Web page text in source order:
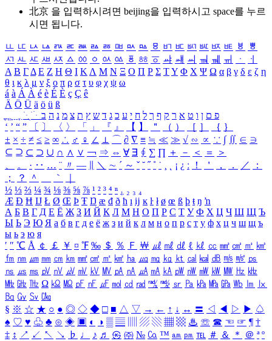
北京 을 입력하시려면 beijing을 입력하시고 space를 누르
시면 됩니다.
ㅥ ㅦ ㅧ ㅨ ㅩ ㅪ ㅫ ㅬ ㅭ ㅮ ㅯ ㅰ ㅱ ㅲ ㅳ ㅴ ㅵ ㅶ ㅷ ㅸ
ㅹ
ㅺ ㅻ ㅼ ㅽ ㅾ ㅿ ㆀ ㆁ ㆂ ㆃ ㆄ ㆅ ㆆ ㆇ ㆈ ㆉ ㆊ ㆋ ㆌ ㆍ
ㆎ
Α Β ΓΔ Ε Ζ Η Θ Ι ΚΛ Μ Ν Ξ Ο Π Ρ Σ ΤΥ Φ Χ Ψ Ω α β γ δ ε ζ η
θ ι κ λ μ ν ξ ο π ρ σ τ υ φ χ ψ ω
á à Á À é è É È ç Ç ê
Ä Ö Ü ä ö ü ß
ִֶֹ ֻּ ׁׂ פ ם ן ו ט א ר ק ף ך ל ח י ע כ ג ד ש ץ ת צ מ נ ה ב
‘ ’ “ ” 〔 〕 〈 〉 「 」 『 』 【 】 ＂ （ ） ［ ］ ｛ ｝
± × ÷ ≠ ≤ ≥ ∞ ∴ ♂ ♀ ∠ ⊥ ⌒ ∂ ∇ ≡ ≒ ≪ ≫ √ ∽ ∝ ∵ ∫ ∬ ∈ ∋
⊆ ⊇ ⊂ ⊃ ∪ ∩ ∧ ∨ ￢ ⇒ ⇔ ∀ ∃ ∮ ∑ ∏ ＋ － ＜ ＝
＞
、
。 · ‥ … ¨ 〃 ― ＼ ∼ ´ ～ ˇ ˘ ˝ ˚ ˙ ¸ ¡ ¿ ː ！ ＇ ， ． ／
：
；
？ ＾ ｀
½ ⅓ ⅔ ¼ ¾ ⅛ ⅜ ⅝ ⅞ ¹ ² ³ ⁴ ⁿ ₁ ₂ ₃ ₄
Æ Ð Ħ Ĳ Ł Ø Œ Þ Ŧ Ŋ æ đ ð ħ ı ĳ ĸ ŀ ł ø œ ß þ ŧ ŋ ŉ
А Б В Г Д Е Ё Ж З И Й К Л М Н О П Р С Т У Ф Х Ц Ч Ш Щ Ъ
Ы Ь Э Ю Я а б в г д е ё ж з и й к л м н о п р с т у ф х ц ч ш щ ъ
ы ь э ю я
′ ″ ℃ Å ￠ ￡ ￥ ¤ ℉ ‰ ＄ ％ Ｆ ￦ ㎕ ㎖ ㎗ ℓ ㎘ ㏄ ㎣ ㎤ ㎥ ㎦
㎙ ㎚ ㎛ ㎜ ㎝ ㎞ ㎟ ㎠ ㎡ ㎢ ㏊ ㎍ ㎎ ㎏ ㏏ ㎈ ㎉ ㏈ ㎧ ㎨ ㎰
㎱ ㎲ ㎳ ㎴ ㎵ ㎶ ㎷ ㎸ ㎹ ㎀ ㎁ ㎂ ㎃ ㎄ ㎺ ㎻ ㎽ ㎾ ㎿ ㎐ ㎑
㎒ ㎓ ㎔ Ω ㏀ ㏁ ㎊ ㎋ ㎌ ㏖ ㏅ ㎭ ㎮ ㎯ ㏛ ㎩ ㎪ ㎫ ㎬ ㏝ ㏐
㏓
㏃ ㏉ ㏜ ㏆
§ ※ ☆ ★ ○ ● ◎ ◇ ◆ □ ■ △ ▽ → ← ↑ ↓ ↔ 〓 ◁ ◀ ▷ ▶ ♤
♠ ♡ ♥ ♧ ♣ ⊙ ◈ ▣ ◐ ◑ ▒ ▤ ▨ ▧ ▦ ▩ ♨ ☏ ☎ ☜ ☞ ¶ †
‡ ↕ ↗ ↙ ↖ ↘ ♭ ♩ ♪ ♬ ㉿ ㈜ № ㏇ ™ ㏂ ㏘ ℡ ＃ ＆ ＊ ＠ ª º